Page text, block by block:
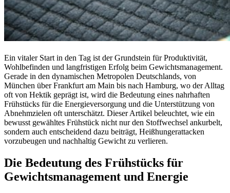
Ein vitaler Start in den Tag ist der Grundstein für Produktivität,
Wohlbefinden und langfristigen Erfolg beim Gewichtsmanagement.
Gerade in den dynamischen Metropolen Deutschlands, von
München über Frankfurt am Main bis nach Hamburg, wo der Alltag
oft von Hektik geprägt ist, wird die Bedeutung eines nahrhaften
Frühstücks für die Energieversorgung und die Unterstützung von
Abnehmzielen oft unterschätzt. Dieser Artikel beleuchtet, wie ein
bewusst gewähltes Frühstück nicht nur den Stoffwechsel ankurbelt,
sondern auch entscheidend dazu beiträgt, Heißhungerattacken
vorzubeugen und nachhaltig Gewicht zu verlieren.
Die Bedeutung des Frühstücks für
Gewichtsmanagement und Energie